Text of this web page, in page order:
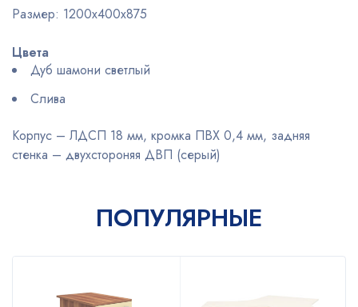
Размер: 1200х400х875
Цвета
Дуб шамони светлый
Слива
Корпус – ЛДСП 18 мм, кромка ПВХ 0,4 мм, задняя
стенка – двухстороняя ДВП (серый)
ПОПУЛЯРНЫЕ